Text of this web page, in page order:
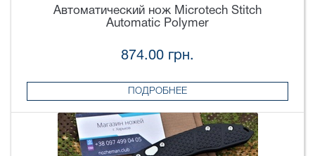
Автоматический нож Microtech Stitch
Automatic Polymer
874.00 грн.
ПОДРОБНЕЕ